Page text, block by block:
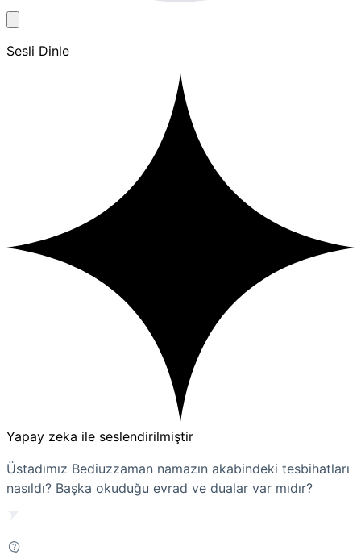
Sesli Dinle
Yapay zeka ile seslendirilmiştir
Üstadımız Bediuzzaman namazın akabindeki tesbihatları
nasıldı? Başka okuduğu evrad ve dualar var mıdır?